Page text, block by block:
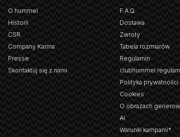
O hummel
Historii
CSR
Company Karma
Presse
Skontaktuj się z nami
F.A.Q
Dostawa
Zwroty
Tabela rozmiarów
Regulamin
clubhummel
Polityka prywatności
Cookies
O obrazach
AI
Warunki kampanii*